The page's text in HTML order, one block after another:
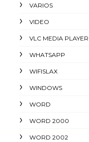
VARIOS
VIDEO
VLC MEDIA PLAYER
WHATSAPP
WIFISLAX
WINDOWS
WORD
WORD 2000
WORD 2002